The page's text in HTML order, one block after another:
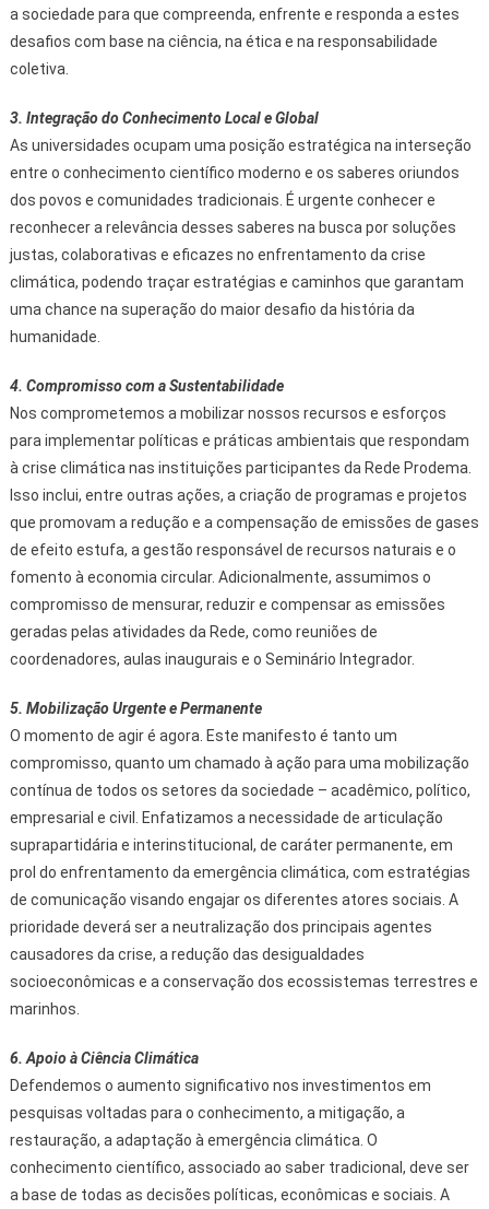
a sociedade para que compreenda, enfrente e responda a estes
desafios com base na ciência, na ética e na responsabilidade
coletiva.
3. Integração do Conhecimento Local e Global
As universidades ocupam uma posição estratégica na interseção
entre o conhecimento científico moderno e os saberes oriundos
dos povos e comunidades tradicionais. É urgente conhecer e
reconhecer a relevância desses saberes na busca por soluções
justas, colaborativas e eficazes no enfrentamento da crise
climática, podendo traçar estratégias e caminhos que garantam
uma chance na superação do maior desafio da história da
humanidade.
4. Compromisso com a Sustentabilidade
Nos comprometemos a mobilizar nossos recursos e esforços
para implementar políticas e práticas ambientais que respondam
à crise climática nas instituições participantes da Rede Prodema.
Isso inclui, entre outras ações, a criação de programas e projetos
que promovam a redução e a compensação de emissões de gases
de efeito estufa, a gestão responsável de recursos naturais e o
fomento à economia circular. Adicionalmente, assumimos o
compromisso de mensurar, reduzir e compensar as emissões
geradas pelas atividades da Rede, como reuniões de
coordenadores, aulas inaugurais e o Seminário Integrador.
5. Mobilização Urgente e Permanente
O momento de agir é agora. Este manifesto é tanto um
compromisso, quanto um chamado à ação para uma mobilização
contínua de todos os setores da sociedade – acadêmico, político,
empresarial e civil. Enfatizamos a necessidade de articulação
suprapartidária e interinstitucional, de caráter permanente, em
prol do enfrentamento da emergência climática, com estratégias
de comunicação visando engajar os diferentes atores sociais. A
prioridade deverá ser a neutralização dos principais agentes
causadores da crise, a redução das desigualdades
socioeconômicas e a conservação dos ecossistemas terrestres e
marinhos.
6. Apoio à Ciência Climática
Defendemos o aumento significativo nos investimentos em
pesquisas voltadas para o conhecimento, a mitigação, a
restauração, a adaptação à emergência climática. O
conhecimento científico, associado ao saber tradicional, deve ser
a base de todas as decisões políticas, econômicas e sociais. A